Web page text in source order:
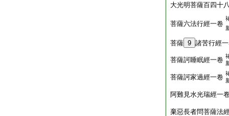
大光明菩薩百四十
菩薩六法行經一卷
菩薩 9 諸苦行經
菩薩訶睡眠經一卷
菩薩訶家過經一卷
阿難見水光瑞經一
棄惡長者問菩薩法